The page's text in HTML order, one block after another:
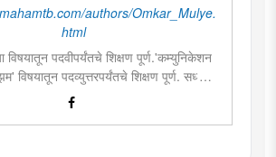
authors/Omkar_Mulye.
html
विषयातून पदवीपर्यंतचे शिक्षण पूर्ण.'कम्युनिकेशन
विषयातून पदव्युत्तरपर्यंतचे शिक्षण पूर्ण. सध्या
वेब उपसंपादक म्हणून कार्यरत. लिखाण,
फोटोग्राफी, इ.ची आवड.लिवोग्राफी भाषाशैलीत